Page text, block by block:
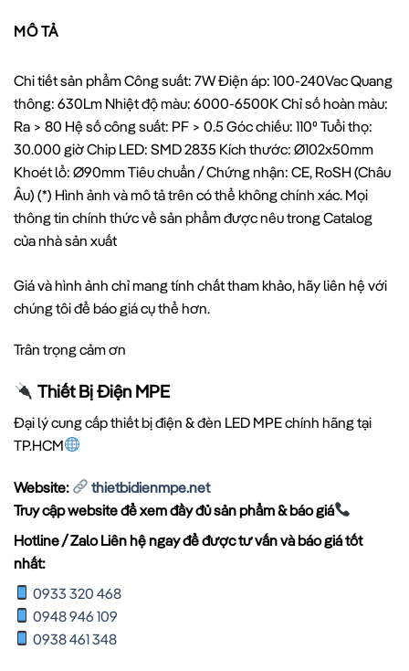
MÔ TẢ
Chi tiết sản phẩm Công suất: 7W Điện áp: 100-240Vac Quang
thông: 630Lm Nhiệt độ màu: 6000-6500K Chỉ số hoàn màu:
Ra > 80 Hệ số công suất: PF > 0.5 Góc chiếu: 110⁰ Tuổi thọ:
30.000 giờ Chip LED: SMD 2835 Kích thước: Ø102x50mm
Khoét lổ: Ø90mm Tiêu chuẩn / Chứng nhận: CE, RoSH (Châu
Âu) (*) Hình ảnh và mô tả trên có thể không chính xác. Mọi
thông tin chính thức về sản phẩm được nêu trong Catalog
của nhà sản xuất
Giá và hình ảnh chỉ mang tính chất tham khảo, hãy liên hệ với
chúng tôi để báo giá cụ thể hơn.
Trân trọng cảm ơn
Thiết Bị Điện MPE
Đại lý cung cấp thiết bị điện & đèn LED MPE chính hãng tại
TP.HCM
Website:
thietbidienmpe.net
Truy cập website để xem đầy đủ sản phẩm & báo giá
Hotline / Zalo Liên hệ ngay để được tư vấn và báo giá tốt
nhất:
0933 320 468
0948 946 109
0938 461 348